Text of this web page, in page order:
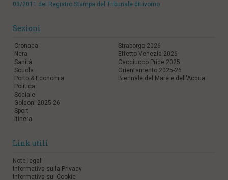
03/2011 del Registro Stampa del Tribunale diLivorno
Sezioni
Cronaca
Nera
Sanità
Scuola
Porto & Economia
Politica
Sociale
Goldoni 2025-26
Sport
Itinera
Straborgo 2026
Effetto Venezia 2026
Cacciucco Pride 2025
Orientamento 2025-26
Biennale del Mare e dell'Acqua
Link utili
Note legali
Informativa sulla Privacy
Informativa sui Cookie